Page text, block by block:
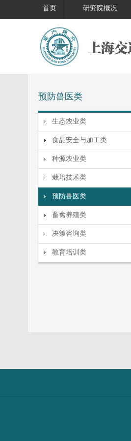
首页 研究院概况
预防兽医类
生态农业类
食品安全与加工类
种源农业类
栽培技术类
预防兽医类
畜禽养殖类
决策咨询类
教育培训类